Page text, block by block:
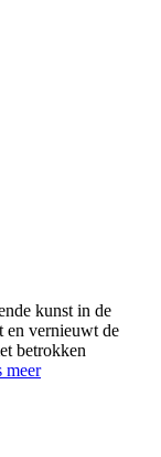
kunst in de
en vernieuwt de
betrokken
meer